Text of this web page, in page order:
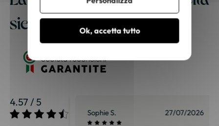
siete voi
4.57 / 5
27/07/2026 Sophie S. 27/07/2026
Ok, accetta tutto